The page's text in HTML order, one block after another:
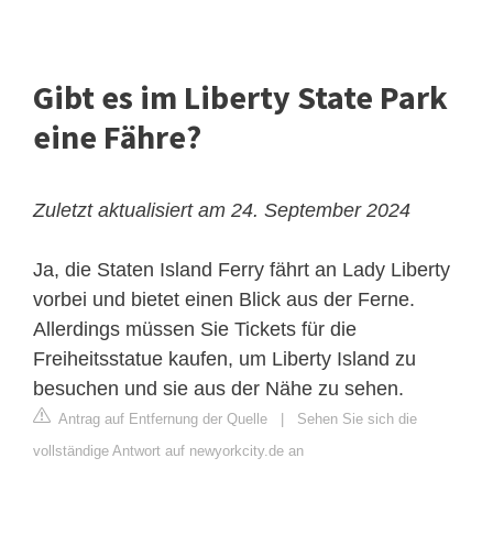
Gibt es im Liberty State Park
eine Fähre?
Zuletzt aktualisiert am 24. September 2024
Ja, die Staten Island Ferry fährt an Lady Liberty
vorbei und bietet einen Blick aus der Ferne.
Allerdings müssen Sie Tickets für die
Freiheitsstatue kaufen, um Liberty Island zu
besuchen und sie aus der Nähe zu sehen.
Antrag auf Entfernung der Quelle
Sehen Sie sich die
vollständige Antwort auf newyorkcity.de an